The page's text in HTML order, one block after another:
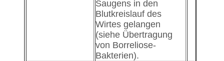
Saugens in den
Blutkreislauf des
Wirtes gelangen
(siehe Übertragung
von Borreliose-
Bakterien).